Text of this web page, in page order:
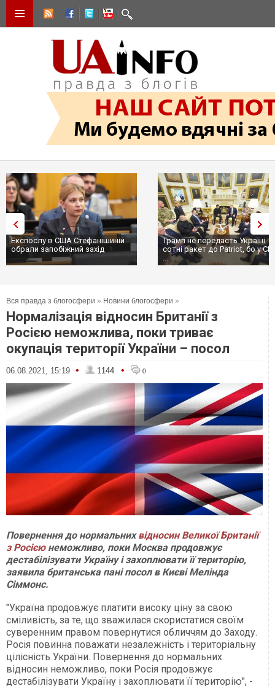
Експослу в США Стефанішиній
обрали запобіжний захід
Трамп не передасть Україні
сотні ракет до Patriot, бо у
...
Вся правда з блогосфери » Новини блогосфери »
Нормалізація відносин Британії з
Росією неможлива, поки триває
окупація території України – посол
06.08.2021, 15:19 • 1144 • 0
Повернення до нормальнихвідносин Великої Британії
з Росієюнеможливо, поки Москва продовжує
дестабілізувати Україну і захоплювати її територію,
заявила британська пані посол в Києві Мелінда
Сіммонс.
"Україна продовжує платити високу ціну за свою
сміливість, за те, що зважилася скористатися своїм
суверенним правом повернутися обличчям до Заходу.
Росія повинна поважати незалежність і територіальну
цілісність України. Повернення до нормальних
відносин неможливо, поки Росія продовжує
дестабілізувати Україну і захоплювати її територію", -